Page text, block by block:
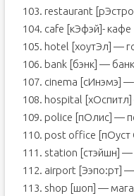
103. restaurant
104. cafe [кЭфэй]- кафе
105. hotel [хоутЭл] —
106. bank [бэнк] — банк
107. cinema [сИнэмэ]
108. hospital
109. police [пОлис] —
110. post office
111. station [стэйшн] —
112. airport [Ээпо:рт]
113. shop [шоп] —